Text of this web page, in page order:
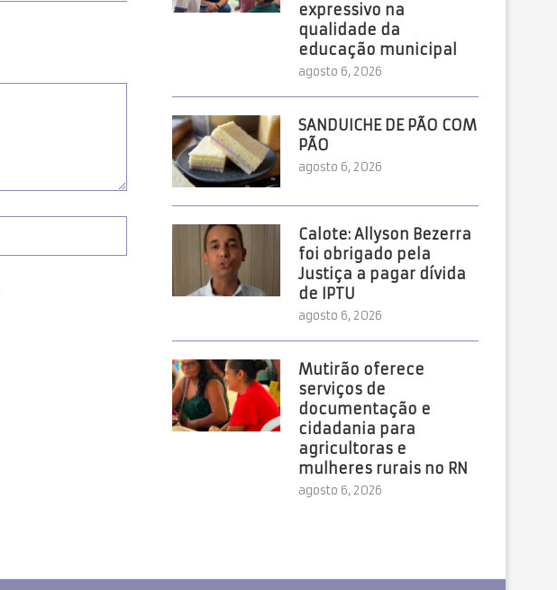
expressivo na
qualidade da
educação municipal
agosto 6, 2026
SANDUICHE DE PÃO COM
PÃO
agosto 6, 2026
Calote: Allyson Bezerra
foi obrigado pela
Justiça a pagar dívida
de IPTU
agosto 6, 2026
Mutirão oferece
serviços de
documentação e
cidadania para
agricultoras e
mulheres rurais no RN
agosto 6, 2026